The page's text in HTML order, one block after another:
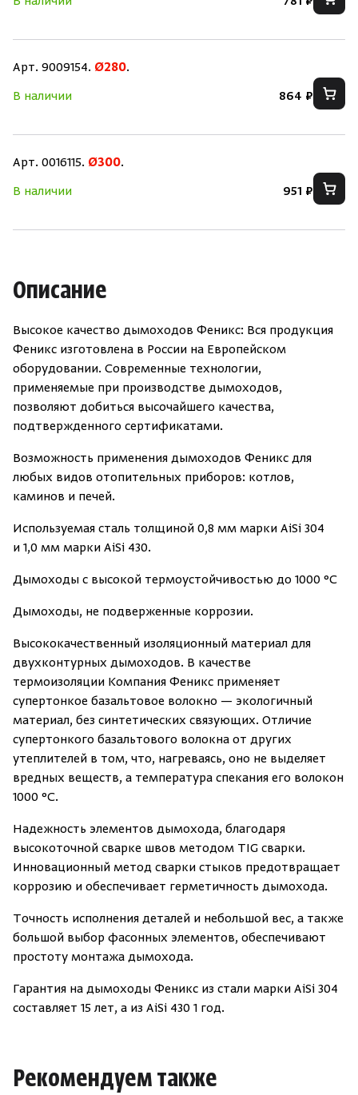
Арт. 9009154. Ø280.
В наличии
864 ₽
Арт. 0016115. Ø300.
В наличии
951 ₽
Описание
Высокое качество дымоходов Феникс: Вся продукция
Феникс изготовлена в России на Европейском
оборудовании. Современные технологии,
применяемые при производстве дымоходов,
позволяют добиться высочайшего качества,
подтвержденного сертификатами.
Возможность применения дымоходов Феникс для
любых видов отопительных приборов: котлов,
каминов и печей.
Используемая сталь толщиной 0,8 мм марки AiSi 304
и 1,0 мм марки AiSi 430.
Дымоходы с высокой термоустойчивостью до 1000 °С
Дымоходы, не подверженные коррозии.
Высококачественный изоляционный материал для
двухконтурных дымоходов. В качестве
термоизоляции Компания Феникс применяет
супертонкое базальтовое волокно — экологичный
материал, без синтетических связующих. Отличие
супертонкого базальтового волокна от других
утеплителей в том, что, нагреваясь, оно не выделяет
вредных веществ, а температура спекания его волокон
1000 °C.
Надежность элементов дымохода, благодаря
высокоточной сварке швов методом TIG сварки.
Инновационный метод сварки стыков предотвращает
коррозию и обеспечивает герметичность дымохода.
Точность исполнения деталей и небольшой вес, а также
большой выбор фасонных элементов, обеспечивают
простоту монтажа дымохода.
Гарантия на дымоходы Феникс из стали марки AiSi 304
составляет 15 лет, а из AiSi 430 1 год.
Рекомендуем также
На главную
Войти
Нет аккаунта?Зарегистрироваться
Зарегистрироваться
Уже есть аккаунт?Войти